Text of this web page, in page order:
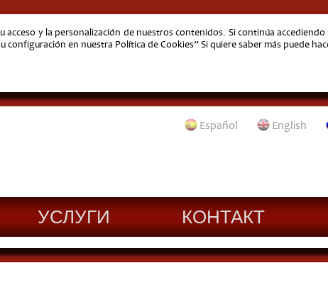
y la personalización de nuestros contenidos. Si continúa
en nuestra Política de Cookies” Si quiere saber más puede
УСЛУГИ КОНТАКТ
Español English